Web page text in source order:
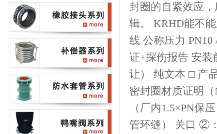
封圈的自紧效应
辑。 KRHD能不
线 公称压力 PN10
证+探伤报告 安
让） 纯文本 □ 产
密封圈材质证明
（厂内1.5×PN保
管环缝） 关口 ②